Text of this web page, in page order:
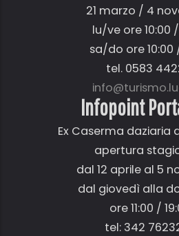
21 marzo / 4
lu/ve ore 10:00 /
sa/do ore 10:00
tel. 0583
Infopoint
Ex Caserma daziaria
apertura
dal 12 aprile al 5
dal giovedì alla
ore 11:00 /
tel: 342